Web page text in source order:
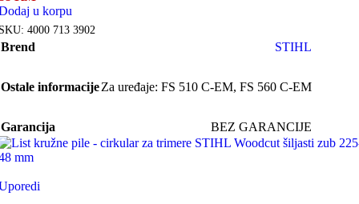
u korpu
4000 713 3902
Brend STIHL
Ostale informacijeZa uređaje: FS 510 C-EM, FS 560 C-EM
Garancija BEZ GARANCIJE